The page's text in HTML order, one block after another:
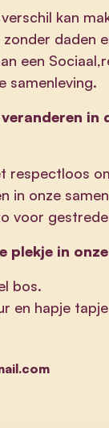
kan
daden
een
samenleving.
in
respectloos
in onze
voor
plekje in
bos.
en hapje tapje